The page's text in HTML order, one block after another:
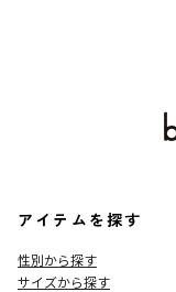
アイテムを探す
性別から探す
サイズから探す